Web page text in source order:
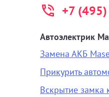
+7
Автоэлектрик
Замена АКБ
Прикурить
Вскрытие замка